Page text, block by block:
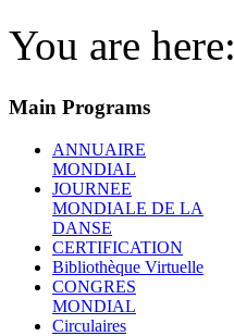
You are here:
Main Programs
ANNUAIRE
MONDIAL
JOURNEE
MONDIALE DE LA
DANSE
CERTIFICATION
Bibliothèque Virtuelle
CONGRES
MONDIAL
Circulaires